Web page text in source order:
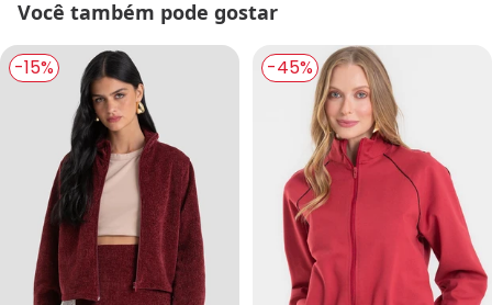
Você também pode gostar
-15% -45%